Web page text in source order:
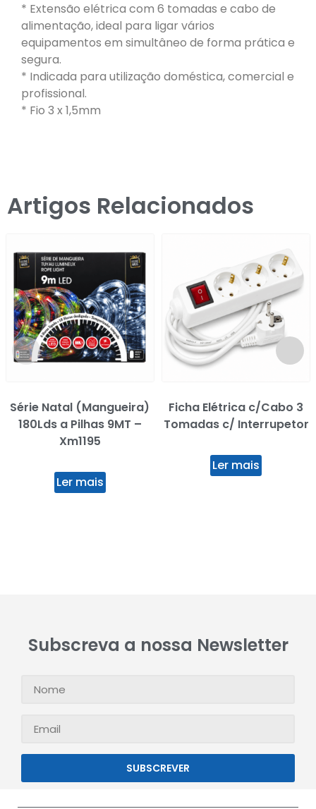
* Extensão elétrica com 6 tomadas e cabo de
alimentação, ideal para ligar vários
equipamentos em simultâneo de forma prática e
segura.
* Indicada para utilização doméstica, comercial e
profissional.
* Fio 3 x 1,5mm
Artigos Relacionados
Série Natal (Mangueira)
180Lds a Pilhas 9MT –
Xm1195
Ler mais
Ficha Elétrica c/Cabo 3
Tomadas c/ Interrupetor
Ler mais
Subscreva a nossa Newsletter
SUBSCREVER